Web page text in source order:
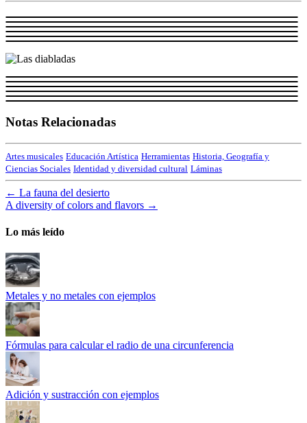
Notas Relacionadas
Artes musicales Educación Artística Herramientas Historia, Geografía y
Ciencias Sociales Identidad y diversidad cultural Láminas
← La fauna del desierto
A diversity of colors and flavors →
Lo más leído
Metales y no metales con ejemplos
Fórmulas para calcular el radio de una circunferencia
Adición y sustracción con ejemplos